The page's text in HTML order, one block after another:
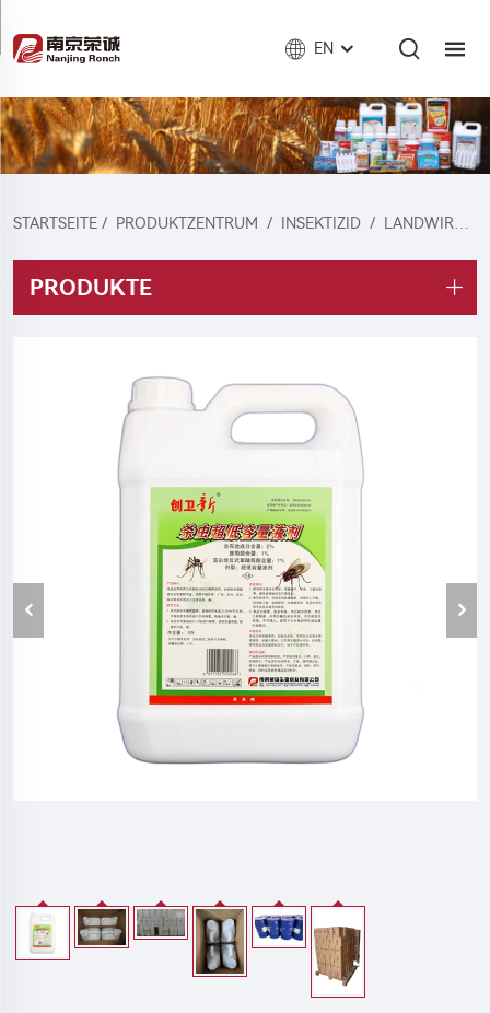
EN
STARTSEITE / PRODUKTZENTRUM / INSEKTIZID / LANDWIRTSCHAFTLICHES INSEKTIZID
PRODUKTE